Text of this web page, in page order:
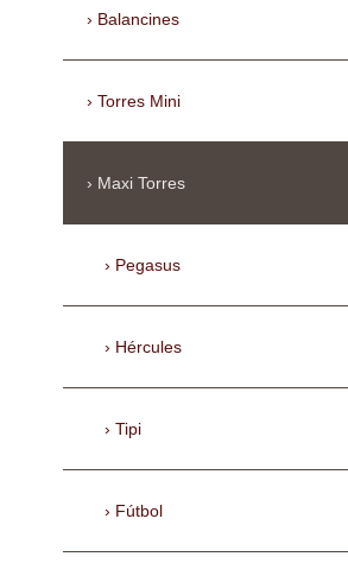
Balancines
Torres Mini
Maxi Torres
Pegasus
Hércules
Tipi
Fútbol